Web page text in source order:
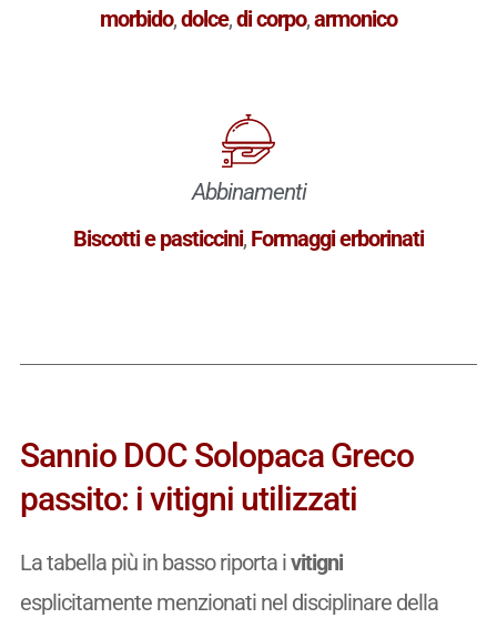
morbido,dolce,di corpo,armonico
Abbinamenti
Biscotti e pasticcini, Formaggi erborinati
Sannio DOC Solopaca Greco
passito: i vitigni utilizzati
La tabella più in basso riporta ivitigni
esplicitamente menzionati nel disciplinare della